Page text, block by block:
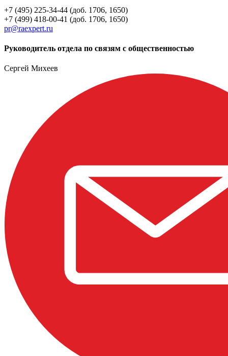
+7 (495) 225-34-44 (доб. 1706, 1650)
+7 (499) 418-00-41 (доб. 1706, 1650)
pr@raexpert.ru
Руководитель отдела по связям с общественностью
Сергей Михеев